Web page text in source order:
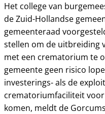
Het college van
de Zuid-Hollandse
gemeenteraad
stellen om de uitbreiding
met een crematorium te
gemeente geen risico
investerings- als de
crematoriumfaciliteit
komen, meldt de